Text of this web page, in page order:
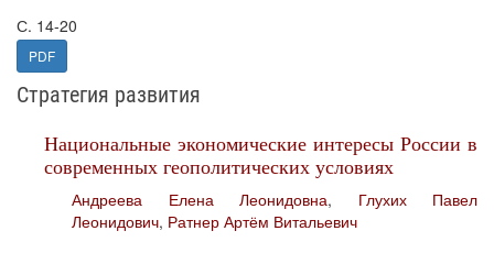
С. 14-20
PDF
Стратегия развития
Национальные экономические интересы России в
современных геополитических условиях
Андреева Елена Леонидовна, Глухих Павел
Леонидович, Ратнер Артём Витальевич